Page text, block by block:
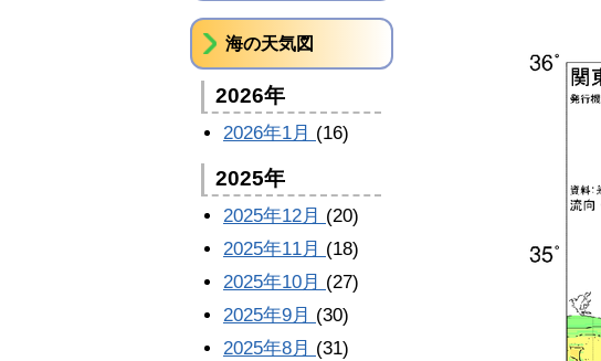
海の天気図
2026年
2026年1月 (16)
2025年
2025年12月 (20)
2025年11月 (18)
2025年10月 (27)
2025年9月 (30)
2025年8月 (31)